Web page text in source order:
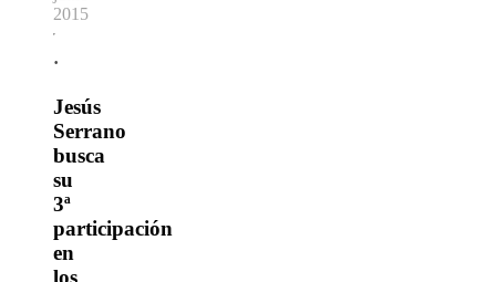
2015
·
Jesús
Serrano
busca
su
3ª
participación
en
los